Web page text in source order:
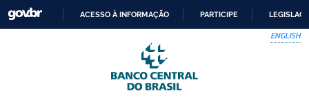
Skip to main content
PARA
O
CONTEÚDO
ACESSO À INFORMAÇÃO PARTICIPE
ENGLISH